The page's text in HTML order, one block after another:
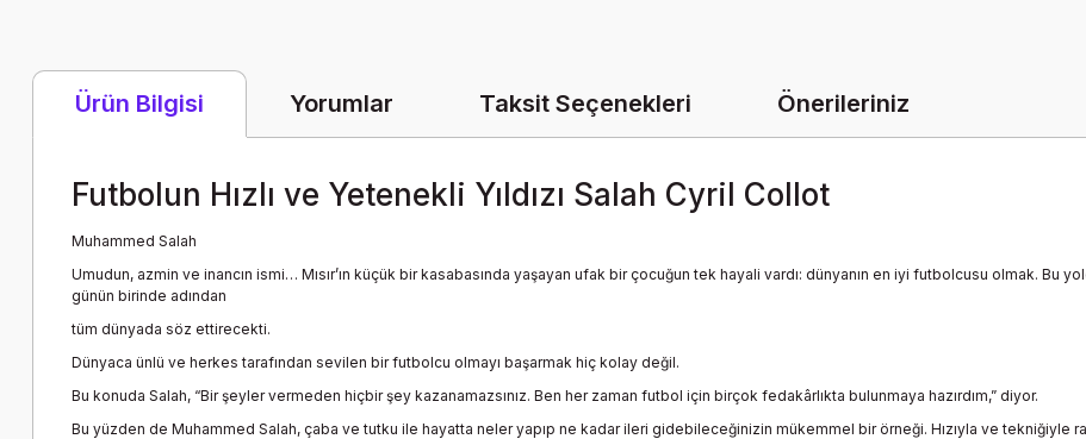
Ürün Bilgisi Yorumlar Taksit Seçenekleri Önerileriniz
Futbolun Hızlı ve Yetenekli Yıldızı Salah Cyril Collot
Muhammed Salah
Umudun, azmin ve inancın ismi… Mısır’ın küçük bir kasabasında yaşayan ufak bir çocuğun tek hayali vardı: dünyanın en iyi futbolcusu olmak.
günün birinde adından
tüm dünyada söz ettirecekti.
Dünyaca ünlü ve herkes tarafından sevilen bir futbolcu olmayı başarmak hiç kolay değil.
Bu konuda Salah, “Bir şeyler vermeden hiçbir şey kazanamazsınız. Ben her zaman futbol için birçok fedakârlıkta bulunmaya hazırdım,” diyor.
Bu yüzden de Muhammed Salah, çaba ve tutku ile hayatta neler yapıp ne kadar ileri gidebileceğinizin mükemmel bir örneği. Hızıyla ve tekniğiyle